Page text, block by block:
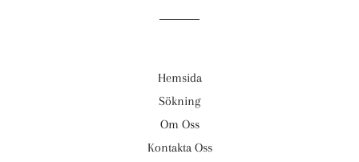
Hemsida
Sökning
Om Oss
Kontakta Oss